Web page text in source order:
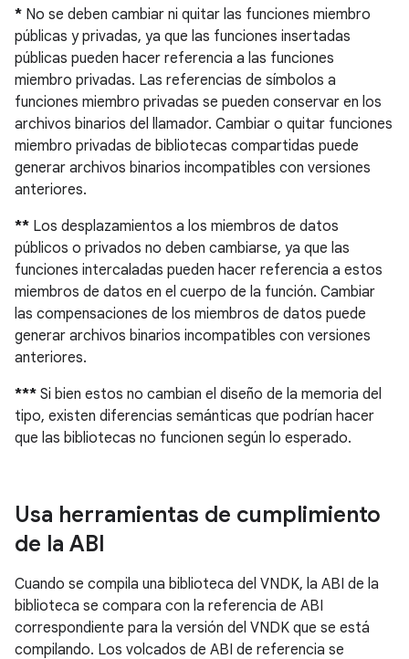
* No se deben cambiar ni quitar las funciones miembro
públicas y privadas, ya que las funciones insertadas
públicas pueden hacer referencia a las funciones
miembro privadas. Las referencias de símbolos a
funciones miembro privadas se pueden conservar en los
archivos binarios del llamador. Cambiar o quitar funciones
miembro privadas de bibliotecas compartidas puede
generar archivos binarios incompatibles con versiones
anteriores.
** Los desplazamientos a los miembros de datos
públicos o privados no deben cambiarse, ya que las
funciones intercaladas pueden hacer referencia a estos
miembros de datos en el cuerpo de la función. Cambiar
las compensaciones de los miembros de datos puede
generar archivos binarios incompatibles con versiones
anteriores.
*** Si bien estos no cambian el diseño de la memoria del
tipo, existen diferencias semánticas que podrían hacer
que las bibliotecas no funcionen según lo esperado.
Usa herramientas de cumplimiento
de la ABI
Cuando se compila una biblioteca del VNDK, la ABI de la
biblioteca se compara con la referencia de ABI
correspondiente para la versión del VNDK que se está
compilando. Los volcados de ABI de referencia se